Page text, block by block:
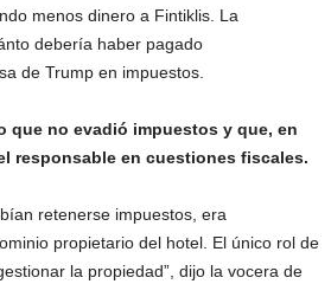
menos dinero a Fintiklis. La
debería haber pagado
de Trump en impuestos.
que no evadió impuestos y que, en
responsable en cuestiones fiscales.
retenerse impuestos, era
propietario del hotel. El único rol de
la propiedad”, dijo la vocera de